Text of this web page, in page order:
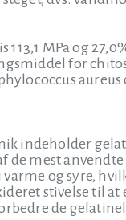
MPa og
for
indeholder
de mest
og syre,
stivelse til at
de